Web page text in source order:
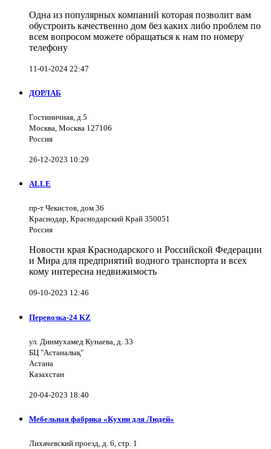
Одна из популярных компаний которая позволит вам
обустроить качественно дом без каких либо проблем по
всем вопросом можете обращаться к нам по номеру
телефону
11-01-2024 22:47
ДОРЛАБ
Гостиничная, д.5
Москва, Москва 127106
Россия
26-12-2023 10:29
ALLE
пр-т Чекистов, дом 36
Краснодар, Краснодарский Край 350051
Россия
Новости края Краснодарского и Российской Федерации
и Мира для предприятий водного транспорта и всех
кому интересна недвижимость
09-10-2023 12:46
Перевозка-24 KZ
ул. Динмухамед Кунаева, д. 33
БЦ "Астаналық"
Астана
Казахстан
20-04-2023 18:40
Мебельная фабрика «Кухни для Людей»
Лихачевский проезд, д. 6, стр. 1